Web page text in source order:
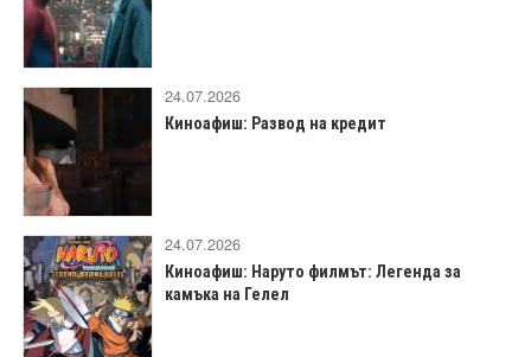
24.07.2026
Киноафиш: Развод на кредит
24.07.2026
Киноафиш: Наруто филмът: Легенда за
камъка на Гелел